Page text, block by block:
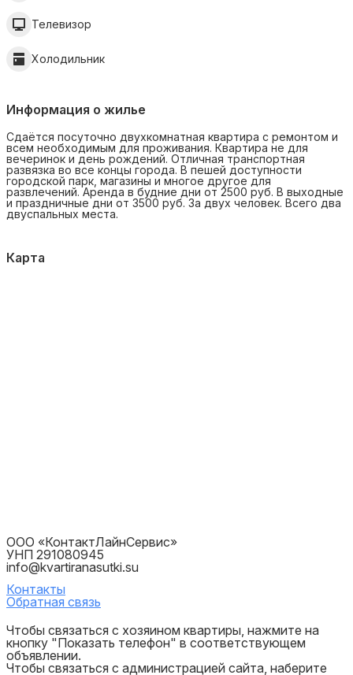
Телевизор
Холодильник
Информация о жилье
Сдаётся посуточно двухкомнатная квартира с ремонтом и
всем необходимым для проживания. Квартира не для
вечеринок и день рождений. Отличная транспортная
развязка во все концы города. В пешей доступности
городской парк, магазины и многое другое для
развлечений. Аренда в будние дни от 2500 руб. В выходные
и праздничные дни от 3500 руб. За двух человек. Всего два
двуспальных места.
Карта
ООО «КонтактЛайнСервис»
УНП 291080945
info@kvartiranasutki.su
Контакты
Обратная связь
Чтобы связаться с хозяином квартиры, нажмите на
кнопку "Показать телефон" в соответствующем
объявлении.
Чтобы связаться с администрацией сайта, наберите